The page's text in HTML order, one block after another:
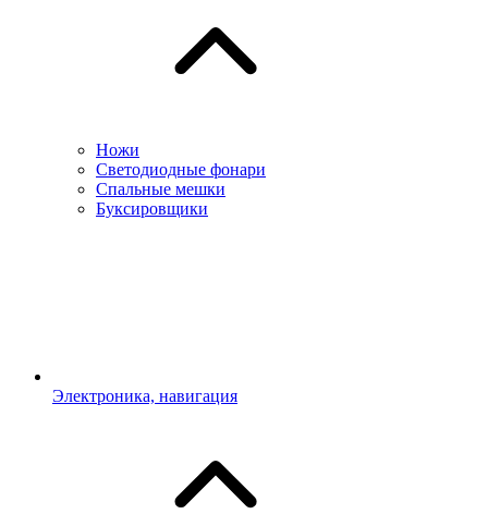
Ножи
Светодиодные фонари
Спальные мешки
Буксировщики
Электроника, навигация